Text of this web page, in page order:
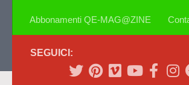
Abbonamenti QE-MAG@ZINE
SEGUICI: